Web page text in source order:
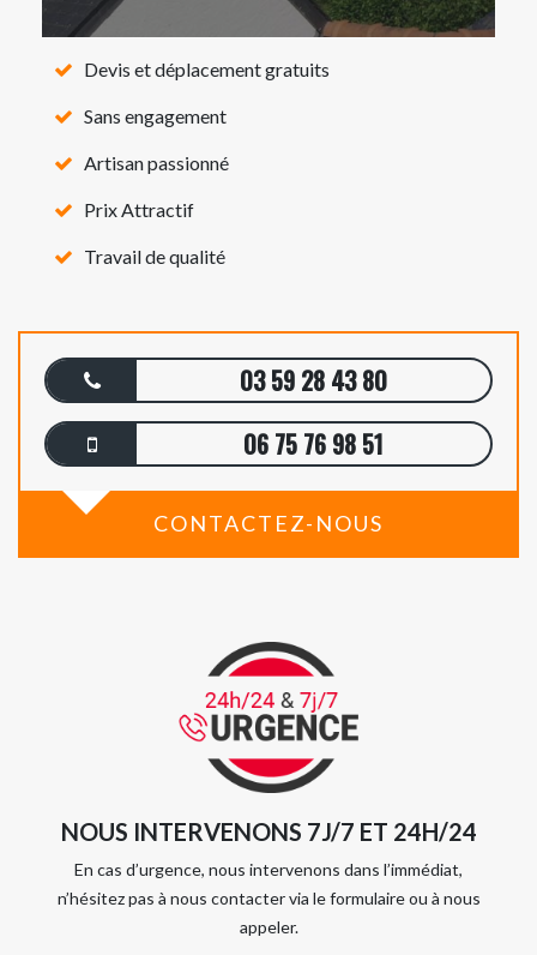
Devis et déplacement gratuits
Sans engagement
Artisan passionné
Prix Attractif
Travail de qualité
03 59 28 43 80
06 75 76 98 51
CONTACTEZ-NOUS
NOUS INTERVENONS 7J/7 ET 24H/24
En cas d’urgence, nous intervenons dans l’immédiat,
n’hésitez pas à nous contacter via le formulaire ou à nous
appeler.